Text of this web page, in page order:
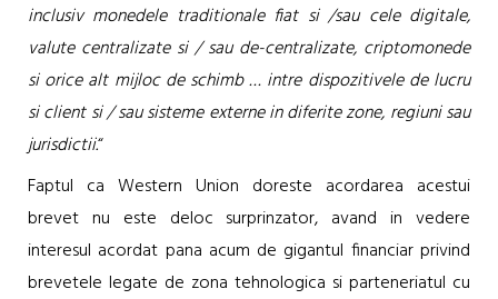
inclusiv monedele traditionale fiat si /sau cele digitale,
valute centralizate si / sau de-centralizate, criptomonede
si orice alt mijloc de schimb … intre dispozitivele de lucru
si client si / sau sisteme externe in diferite zone, regiuni sau
jurisdictii.“
Faptul ca Western Union doreste acordarea acestui
brevet nu este deloc surprinzator, avand in vedere
interesul acordat pana acum de gigantul financiar privind
brevetele legate de zona tehnologica si parteneriatul cu